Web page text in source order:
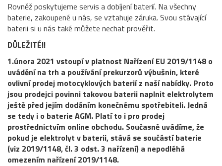
Rovněž poskytujeme servis a dobíjení baterií. Na všechny
baterie, zakoupené u nás, se vztahuje záruka. Svou stávající
baterii si u nás také můžete nechat prověřit.
DŮLEŽITÉ!!
1.února 2021 vstoupí v platnost Nařízení EU 2019/1148 o
uvádění na trh a používání prekurzorů výbušnin, které
ovlivní prodej motocyklových baterií z naší nabídky. Proto
jsou prodejci povinni takovou baterii naplnit elektrolytem
ještě před jejím dodáním konečnému spotřebiteli. Jedná
se tedy i o baterie AGM. Platí to i pro prodej
prostřednictvím online obchodu. Současně uvádíme, že
pokud je elektrolyt v baterii, stává se součástí baterie
(viz 2019/1148, čl. 3 odst. 3 nařízení) a nepodléhá
omezením nařízení 2019/1148.